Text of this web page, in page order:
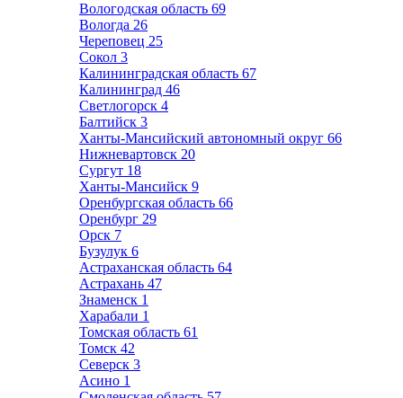
Вологодская область 69
Вологда 26
Череповец 25
Сокол 3
Калининградская область 67
Калининград 46
Светлогорск 4
Балтийск 3
Ханты-Мансийский автономный округ 66
Нижневартовск 20
Сургут 18
Ханты-Мансийск 9
Оренбургская область 66
Оренбург 29
Орск 7
Бузулук 6
Астраханская область 64
Астрахань 47
Знаменск 1
Харабали 1
Томская область 61
Томск 42
Северск 3
Асино 1